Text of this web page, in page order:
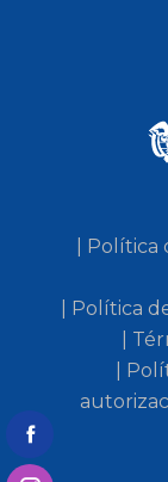
|
| Política
|
|